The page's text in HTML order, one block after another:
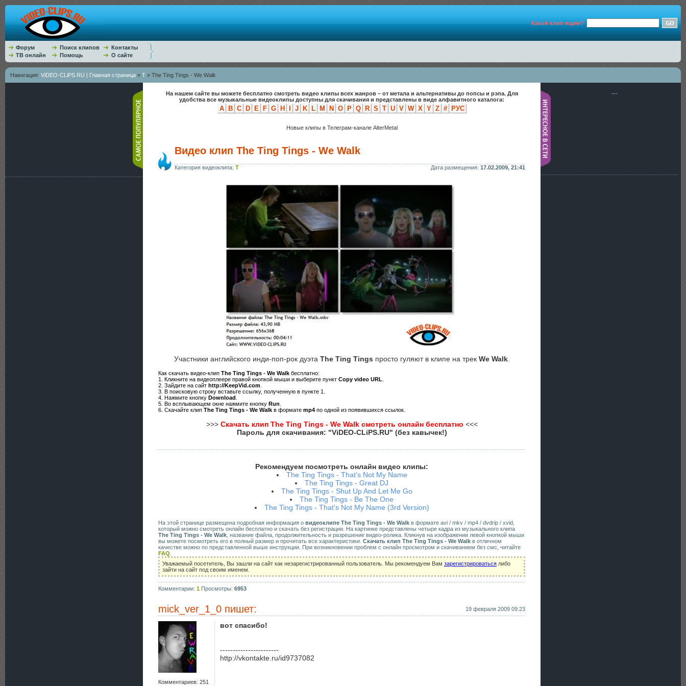
Какой клип ищем?
Форум Поиск клипов
Контакты
ТВ онлайн
Помощь О сайте
Навигация: ViDEO-CLiPS.RU | Главная страница » T » The Ting Tings - We Walk
На нашем сайте вы можете бесплатно смотреть видео клипы всех жанров – от метала и альтернативы до попсы и рэпа. Для
удобства все музыкальные видеоклипы доступны для скачивания и представлены в виде алфавитного каталога:
A B C D E F G H J K L M N O P Q R S T U V W X Y Z # РУС
Новые клипы в Телеграм-канале AlterMetal
Видео клип The Ting Tings - We Walk
Категория видеоклипа: T Дата размещения: 17.02.2009, 21:41
Участники английского инди-поп-рок дуэта The Ting Tings просто гуляют в клипе на трек We Walk.
Как скачать видео-клип The Ting Tings - We Walk бесплатно:
1. Кликните на видеоплеере правой кнопкой мыши и выберите пункт Copy video URL
2. Зайдите на сайт http://KeepVid.com
3. В поисковую строку вставьте ссылку, полученную в пункте 1.
4. Нажмите кнопку Download
5. Во всплывающем окне нажмите кнопку Run
6. Скачайте клип The Ting Tings - We Walk в формате mp4 по одной из появившихся ссылок.
>>> Скачать клип The Ting Tings - We Walk смотреть онлайн бесплатно <<<
Пароль для скачивания: "ViDEO-CLiPS.RU" (без кавычек!)
Рекомендуем посмотреть онлайн видео клипы:
The Ting Tings - That's Not My Name
The Ting Tings - Great DJ
The Ting Tings - Shut Up And Let Me Go
The Ting Tings - Be The One
The Ting Tings - That's Not My Name (3rd Version)
На этой странице размещена подробная информация о видеоклипе The Ting Tings - We Walk в формате avi / mkv / mp4 / dvdrip / xvid,
который можно смотреть онлайн бесплатно и скачать без регистрации. На картинке представлены четыре кадра из музыкального клипа
The Ting Tings - We Walk , название файла, продолжительность и разрешение видео-ролика. Кликнув на изображении левой кнопкой мыши
вы можете посмотреть его в полный размер и прочитать все характеристики. Скачать клип The Ting Tings - We Walk в отличном
качестве можно по представленной выше инструкции. При возникновении проблем с онлайн просмотром и скачиванием без смс, читайте
FAQ
Уважаемый посетитель, Вы зашли на сайт как незарегистрированный пользователь. Мы рекомендуем Вам зарегистрироваться либо
зайти на сайт под своим именем.
Комментарии: 1 Просмотры: 6953
mick_ver_1_0 пишет: 19 февраля 2009 09:23
Комментариев: 251
вот спасибо!
-----------------------
http://vkontakte.ru/id9737082
---